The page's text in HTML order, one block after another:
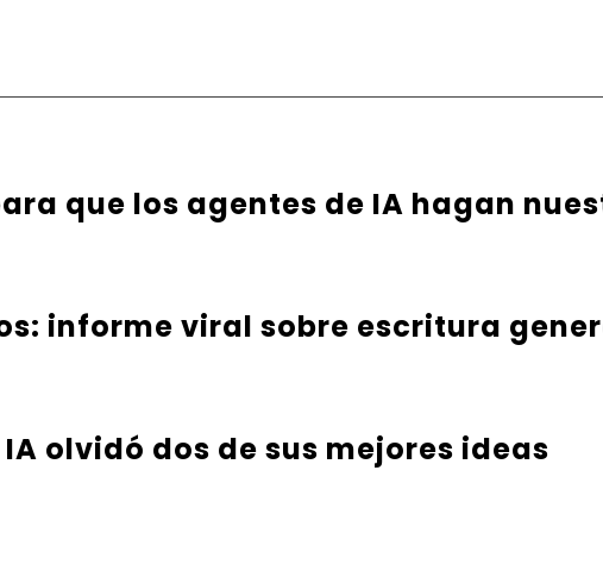
que los agentes de IA hagan
informe viral sobre escritura
olvidó dos de sus mejores ideas